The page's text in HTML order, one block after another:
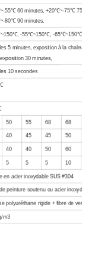
55℃ 60 minutes, +20℃~-75℃ 75
80℃ 90 minutes,
-55℃~150℃, -65℃~150℃
5 minutes, exposition à la chaleur 30
30 minutes,
10 secondes
50 55 68 68
40 45 45 50
40 40 50 60
5 5 5 10
en acier inoxydable SUS #304
peinture soutenu ou acier inoxydable
polyuréthane rigide + fibre de verre
m3